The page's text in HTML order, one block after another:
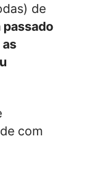
de
passado
com